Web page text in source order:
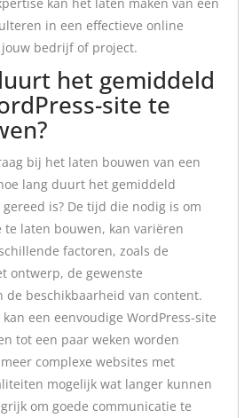
in een effectieve online
bedrijf of project.
het gemiddeld
site te
bij het laten bouwen van een
lang duurt het gemiddeld
is? De tijd die nodig is om
te laten bouwen, kan variëren
factoren, zoals de
ontwerp, de gewenste
beschikbaarheid van content.
een eenvoudige WordPress-site
tot een paar weken worden
complexe websites met
mogelijk wat langer kunnen
om goede communicatie te